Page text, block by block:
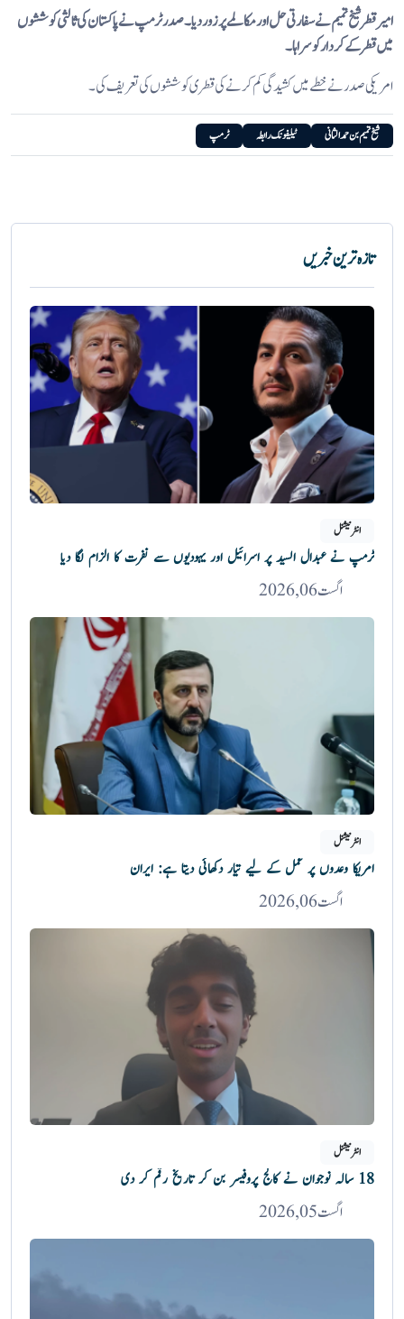
امیر قطر شیخ تمیم نے سفارتی حل اور مکالمے پر زور دیا۔ صدر ٹرمپ نے پاکستان کی ثالثی کوششوں
میں قطر کے کردار کو سراہا۔
امریکی صدر نے خطے میں کشیدگی کم کرنے کی قطری کوششوں کی تعریف کی۔
شیخ تمیم بن حمد الثانی ٹیلیفونک رابطہ ٹرمپ
تازہ ترین خبریں
انٹرنیشنل
ٹرمپ نے عبدال السید پر اسرائیل اور یہودیوں سے نفرت کا الزام لگا دیا
اگست 06, 2026
انٹرنیشنل
امریکا وعدوں پر عمل کے لیے تیار دکھائی دیتا ہے: ایران
اگست 06, 2026
انٹرنیشنل
18 سالہ نوجوان نے کالج پروفیسر بن کر تاریخ رقم کر دی
اگست 05, 2026